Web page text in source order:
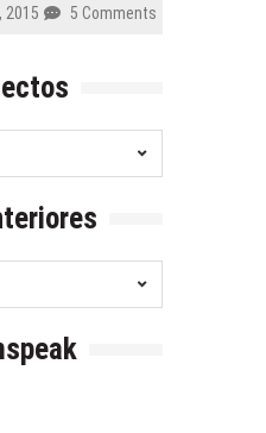
2015 5 Comments